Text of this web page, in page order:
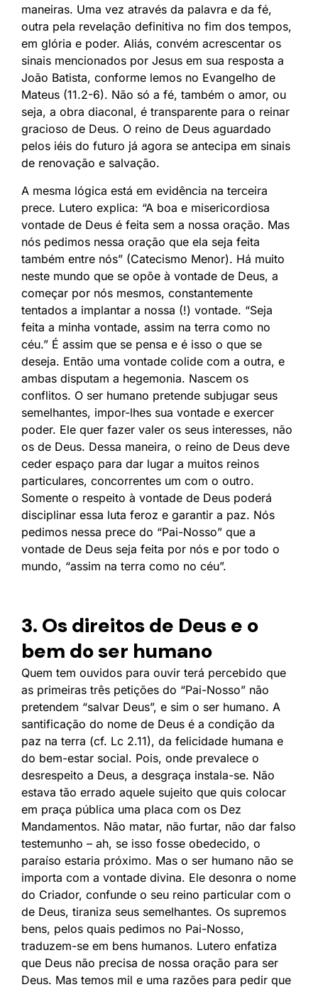
maneiras. Uma vez através da palavra e da fé,
outra pela revelação definitiva no fim dos tempos,
em glória e poder. Aliás, convém acrescentar os
sinais mencionados por Jesus em sua resposta a
João Batista, conforme lemos no Evangelho de
Mateus (11.2-6). Não só a fé, também o amor, ou
seja, a obra diaconal, é transparente para o reinar
gracioso de Deus. O reino de Deus aguardado
pelos iéis do futuro já agora se antecipa em sinais
de renovação e salvação.
A mesma lógica está em evidência na terceira
prece. Lutero explica: “A boa e misericordiosa
vontade de Deus é feita sem a nossa oração. Mas
nós pedimos nessa oração que ela seja feita
também entre nós” (Catecismo Menor). Há muito
neste mundo que se opõe à vontade de Deus, a
começar por nós mesmos, constantemente
tentados a implantar a nossa (!) vontade. “Seja
feita a minha vontade, assim na terra como no
céu.” É assim que se pensa e é isso o que se
deseja. Então uma vontade colide com a outra, e
ambas disputam a hegemonia. Nascem os
conflitos. O ser humano pretende subjugar seus
semelhantes, impor-lhes sua vontade e exercer
poder. Ele quer fazer valer os seus interesses, não
os de Deus. Dessa maneira, o reino de Deus deve
ceder espaço para dar lugar a muitos reinos
particulares, concorrentes um com o outro.
Somente o respeito à vontade de Deus poderá
disciplinar essa luta feroz e garantir a paz. Nós
pedimos nessa prece do “Pai-Nosso” que a
vontade de Deus seja feita por nós e por todo o
mundo, “assim na terra como no céu”.
3. Os direitos de Deus e o
bem do ser humano
Quem tem ouvidos para ouvir terá percebido que
as primeiras três petições do “Pai-Nosso” não
pretendem “salvar Deus”, e sim o ser humano. A
santificação do nome de Deus é a condição da
paz na terra (cf. Lc 2.11), da felicidade humana e
do bem-estar social. Pois, onde prevalece o
desrespeito a Deus, a desgraça instala-se. Não
estava tão errado aquele sujeito que quis colocar
em praça pública uma placa com os Dez
Mandamentos. Não matar, não furtar, não dar falso
testemunho – ah, se isso fosse obedecido, o
paraíso estaria próximo. Mas o ser humano não se
importa com a vontade divina. Ele desonra o nome
do Criador, confunde o seu reino particular com o
de Deus, tiraniza seus semelhantes. Os supremos
bens, pelos quais pedimos no Pai-Nosso,
traduzem-se em bens humanos. Lutero enfatiza
que Deus não precisa de nossa oração para ser
Deus. Mas temos mil e uma razões para pedir que